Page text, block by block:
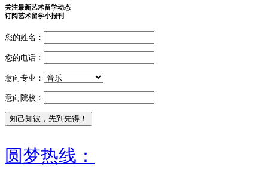
关注最新艺术留学动态
订阅艺术留学小报刊
您的姓名：
您的电话：
意向专业：
意向院校：
圆梦热线：